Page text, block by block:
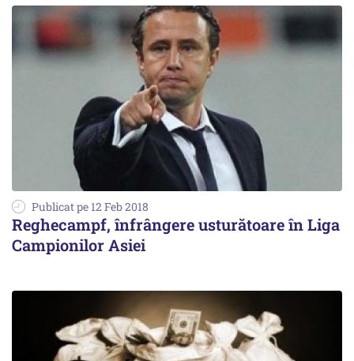
Publicat pe 12 Feb 2018
Reghecampf, înfrângere usturătoare în Liga
Campionilor Asiei